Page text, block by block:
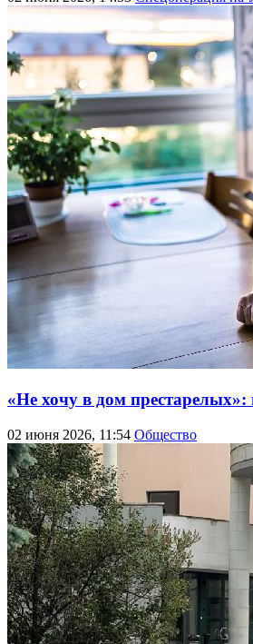
«Не хочу в дом престарелых»:
02 июня 2026, 11:54 Общество